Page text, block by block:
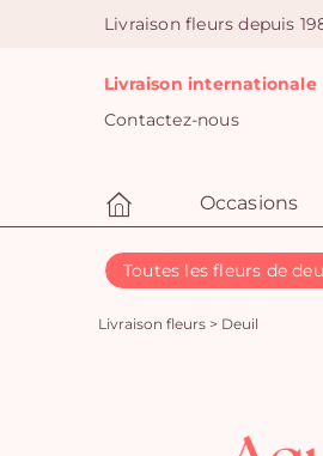
Livraison fleurs depuis
Livraison internationale
Contactez-nous
Occasions
Toutes les fleurs de
Livraison fleurs > Deuil